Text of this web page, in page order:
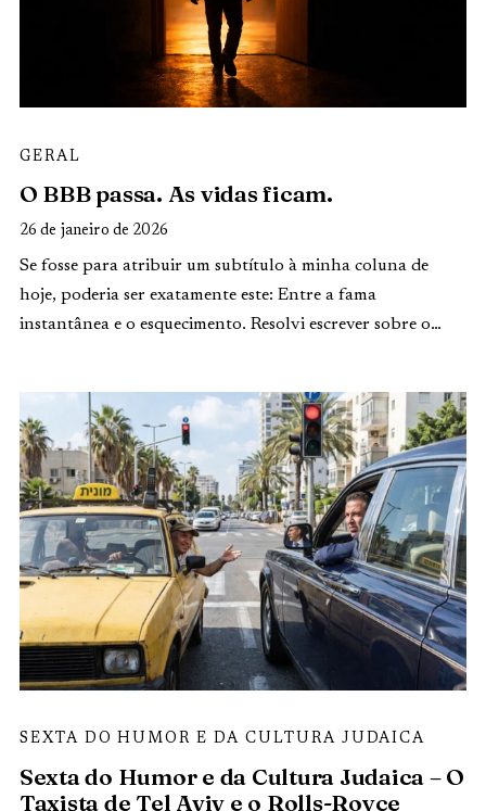
GERAL
O BBB passa. As vidas ficam.
26 de janeiro de 2026
Se fosse para atribuir um subtítulo à minha coluna de
hoje, poderia ser exatamente este: Entre a fama
instantânea e o esquecimento. Resolvi escrever sobre o…
SEXTA DO HUMOR E DA CULTURA JUDAICA
Sexta do Humor e da Cultura Judaica – O
Taxista de Tel Aviv e o Rolls-Royce